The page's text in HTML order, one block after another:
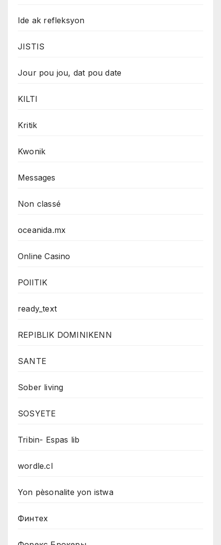
Ide ak refleksyon
JISTIS
Jour pou jou, dat pou date
KILTI
Kritik
Kwonik
Messages
Non classé
oceanida.mx
Online Casino
POlITIK
ready_text
REPIBLIK DOMINIKENN
SANTE
Sober living
SOSYETE
Tribin- Espas lib
wordle.cl
Yon pèsonalite yon istwa
Финтех